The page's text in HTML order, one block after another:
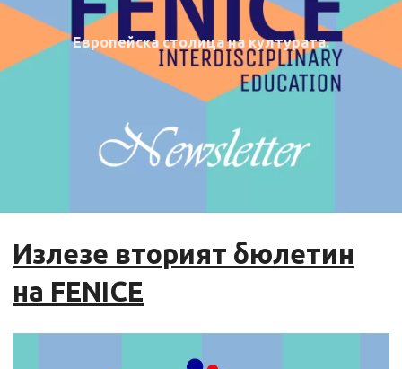
Европейска столица на културата.
Излезе вторият бюлетин
на FENICE